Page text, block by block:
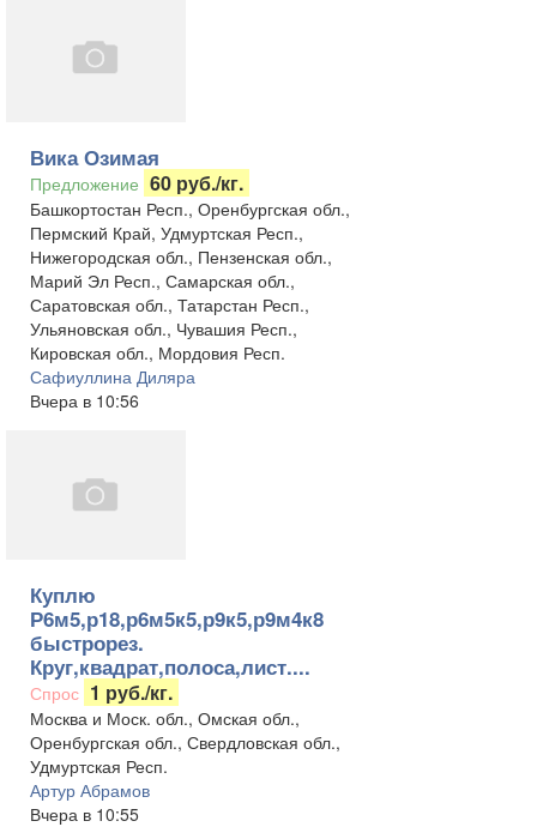
Вика Озимая
Предложение 60 руб./кг.
Башкортостан Респ., Оренбургская обл.,
Пермский Край, Удмуртская Респ.,
Нижегородская обл., Пензенская обл.,
Марий Эл Респ., Самарская обл.,
Саратовская обл., Татарстан Респ.,
Ульяновская обл., Чувашия Респ.,
Кировская обл., Мордовия Респ.
Сафиуллина Диляра
Вчера в 10:56
Куплю
Р6м5,р18,р6м5к5,р9к5,р9м4к8
быстрорез.
Круг,квадрат,полоса,лист....
Спрос 1 руб./кг.
Москва и Моск. обл., Омская обл.,
Оренбургская обл., Свердловская обл.,
Удмуртская Респ.
Артур Абрамов
Вчера в 10:55